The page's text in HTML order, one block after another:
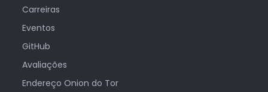
Carreiras
Eventos
GitHub
Avaliações
Endereço Onion do Tor